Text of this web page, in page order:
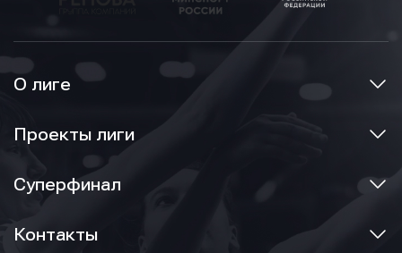
О лиге
Проекты лиги
Суперфинал
Контакты